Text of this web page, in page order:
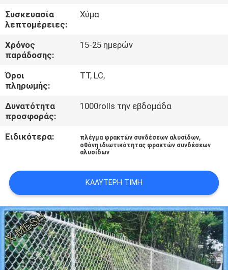
ΕΛΆΤΕ
ΣΕ
ΕΠΑΦΉ
ΜΕ
ΖΗΤΉΣΤΕ
ΈΝΑ
ΑΠΌΣΠΑΣΜΑ
SITEMAP
PRIVACY
POLICY
Συσκευασία
λεπτομέρειες:
Χύμα
Χρόνος
παράδοσης:
15-25 ημερών
Όροι
πληρωμής:
TT, LC,
Δυνατότητα
προσφοράς:
1000rolls την εβδομάδα
Ειδικότερα: πλέγμα φρακτών συνδέσεων αλυσίδων,
οθόνη ιδιωτικότητας φρακτών συνδέσεων
αλυσίδων
ΚΑΛΎΤΕΡΗ ΤΙΜΉ